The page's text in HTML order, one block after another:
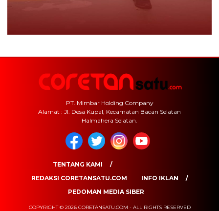
PT. Mimbar Holding Company
Alamat : Jl. Desa Kupal, Kecamatan Bacan Selatan
Halmahera Selatan.
TENTANG KAMI
REDAKSI CORETANSATU.COM
INFO IKLAN
PEDOMAN MEDIA SIBER
COPYRIGHT © 2026 CORETANSATU.COM - ALL RIGHTS RESERVED